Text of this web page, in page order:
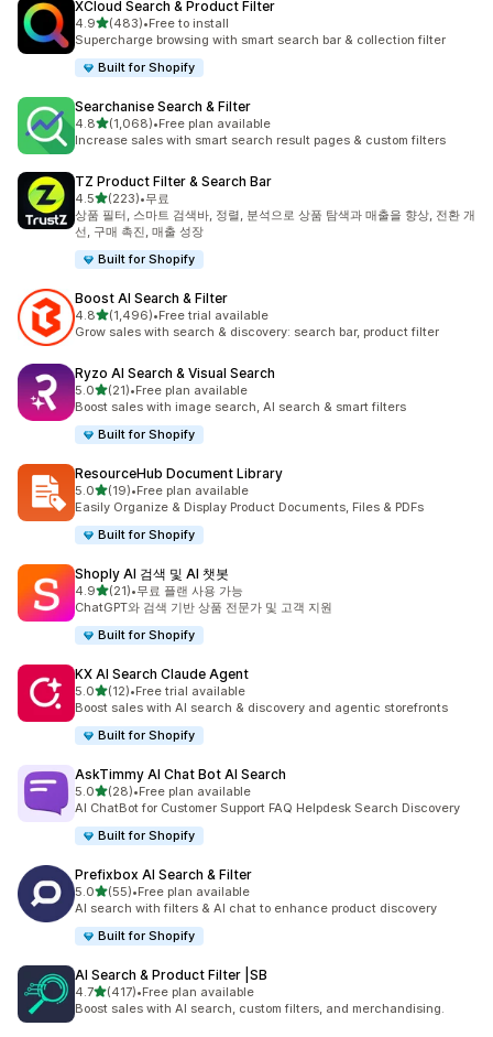
XCloud Search & Product Filter
4.9별 5개 중
(483)
총 리뷰 483개
•Free to install
Supercharge browsing with smart search bar & collection filter
Built for Shopify
Searchanise Search & Filter
4.8별 5개 중
(1,068)
총 리뷰 1068개
•Free plan available
Increase sales with smart search result pages & custom filters
TZ Product Filter & Search Bar
4.5별 5개 중
(223)
총 리뷰 223개
•무료
상품 필터, 스마트 검색바, 정렬, 분석으로 상품 탐색과 매출을 향상, 전환 개
선, 구매 촉진, 매출 성장
Built for Shopify
Boost AI Search & Filter
4.8별 5개 중
(1,496)
총 리뷰 1496개
•Free trial available
Grow sales with search & discovery: search bar, product filter
Ryzo AI Search & Visual Search
5.0별 5개 중
(21)
총 리뷰 21개
•Free plan available
Boost sales with image search, AI search & smart filters
Built for Shopify
ResourceHub Document Library
5.0별 5개 중
(19)
총 리뷰 19개
•Free plan available
Easily Organize & Display Product Documents, Files & PDFs
Built for Shopify
Shoply AI 검색 및 AI 챗봇
4.9별 5개 중
(21)
총 리뷰 21개
•무료 플랜 사용 가능
ChatGPT와 검색 기반 상품 전문가 및 고객 지원
Built for Shopify
KX AI Search Claude Agent
5.0별 5개 중
(12)
총 리뷰 12개
•Free trial available
Boost sales with AI search & discovery and agentic storefronts
Built for Shopify
AskTimmy AI Chat Bot AI Search
5.0별 5개 중
(28)
총 리뷰 28개
•Free plan available
AI ChatBot for Customer Support FAQ Helpdesk Search Discovery
Built for Shopify
Prefixbox AI Search & Filter
5.0별 5개 중
(55)
총 리뷰 55개
•Free plan available
AI search with filters & AI chat to enhance product discovery
Built for Shopify
AI Search & Product Filter |SB
4.7별 5개 중
(417)
총 리뷰 417개
•Free plan available
Boost sales with AI search, custom filters, and merchandising.